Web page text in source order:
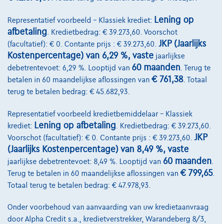
Hyundai i20 Twist
€12.999 1
Vanaf €267,57/maand
Ontdek het volledige cijfervoorbeeld
6110 Montigny-Le-Tilleul,Mondial Car Montigny
Vergelijk
Bekijk wagen
Representatief voorbeeld – Klassiek krediet: Lening op
afbetaling . Kredietbedrag: € 39.273,60. Voorschot
(facultatief): € 0. Contante prijs : € 39.273,60. JKP (Jaarlijks
Kostenpercentage) van 6,29 %, vaste jaarlijkse
debetrentevoet: 6,29 %. Looptijd van 60 maanden . Terug te
betalen in 60 maandelijkse aflossingen van € 761,38 . Totaal
terug te betalen bedrag: € 45.682,93.
Representatief voorbeeld kredietbemiddelaar – Klassiek
krediet: Lening op afbetaling . Kredietbedrag: € 39.273,60.
Voorschot (facultatief): € 0. Contante prijs : € 39.273,60. JKP
(Jaarlijks Kostenpercentage) van 8,49 %, vaste
jaarlijkse debetrentevoet: 8,49 %. Looptijd van 60 maanden
Terug te betalen in 60 maandelijkse aflossingen van € 799,65.
Totaal terug te betalen bedrag: € 47.978,93.
Onder voorbehoud van aanvaarding van uw kredietaanvraag
door Alpha Credit s.a., kredietverstrekker, Warandeberg 8/3,